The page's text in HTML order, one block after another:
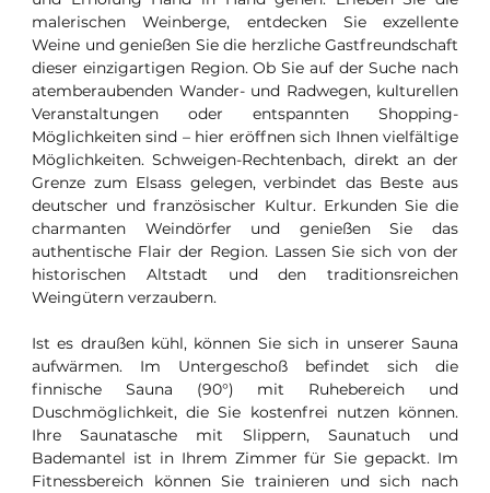
malerischen Weinberge, entdecken Sie exzellente
Weine und genießen Sie die herzliche Gastfreundschaft
dieser einzigartigen Region. Ob Sie auf der Suche nach
atemberaubenden Wander- und Radwegen, kulturellen
Veranstaltungen oder entspannten Shopping-
Möglichkeiten sind – hier eröffnen sich Ihnen vielfältige
Möglichkeiten. Schweigen-Rechtenbach, direkt an der
Grenze zum Elsass gelegen, verbindet das Beste aus
deutscher und französischer Kultur. Erkunden Sie die
charmanten Weindörfer und genießen Sie das
authentische Flair der Region. Lassen Sie sich von der
historischen Altstadt und den traditionsreichen
Weingütern verzaubern.
Ist es draußen kühl, können Sie sich in unserer Sauna
aufwärmen. Im Untergeschoß befindet sich die
finnische Sauna (90°) mit Ruhebereich und
Duschmöglichkeit, die Sie kostenfrei nutzen können.
Ihre Saunatasche mit Slippern, Saunatuch und
Bademantel ist in Ihrem Zimmer für Sie gepackt. Im
Fitnessbereich können Sie trainieren und sich nach